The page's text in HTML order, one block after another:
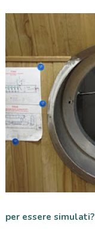
per essere simulati?